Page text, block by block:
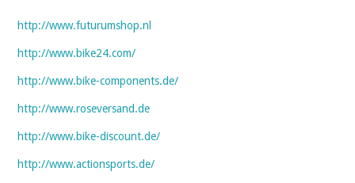
http://www.futurumshop.nl
http://www.bike24.com/
http://www.bike-components.de/
http://www.roseversand.de
http://www.bike-discount.de/
http://www.actionsports.de/